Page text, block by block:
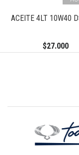
ACEITE 4LT 10W40
$27.000